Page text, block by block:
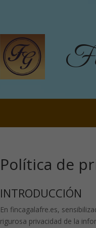
Política de
INTRODUCCIÓN
En fincagalafre.es,
rigurosa privacidad de la